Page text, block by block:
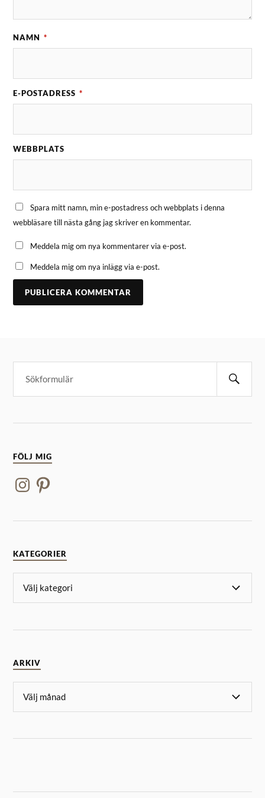
NAMN *
E-POSTADRESS *
WEBBPLATS
Spara mitt namn, min e-postadress och webbplats i denna
webbläsare till nästa gång jag skriver en kommentar.
Meddela mig om nya kommentarer via e-post.
Meddela mig om nya inlägg via e-post.
FÖLJ MIG
KATEGORIER
ARKIV